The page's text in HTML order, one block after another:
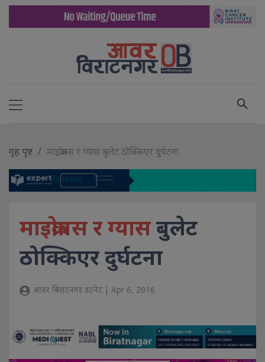
गृह पृष्ट माइक्रोबस र ग्यास बुलेट ठोक्किएर दुर्घटना
माइक्रोबस र ग्यासबुलेट
ठोक्किएर दुर्घटना
आवर बिराटनगर डटनेट | Apr 6, 2016